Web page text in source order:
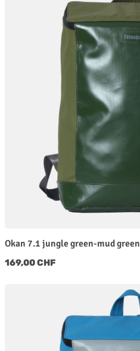
Okan 7.1 jungle green-mud green
Regulärer Preis:
169,00 CHF